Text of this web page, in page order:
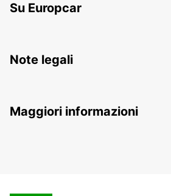
Su Europcar
Note legali
Maggiori informazioni